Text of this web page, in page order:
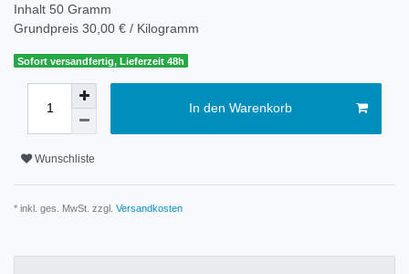
Inhalt 50 Gramm
Grundpreis 30,00 € / Kilogramm
Sofort versandfertig, Lieferzeit 48h
In den Warenkorb
Wunschliste
* inkl. ges. MwSt. zzgl. Versandkosten